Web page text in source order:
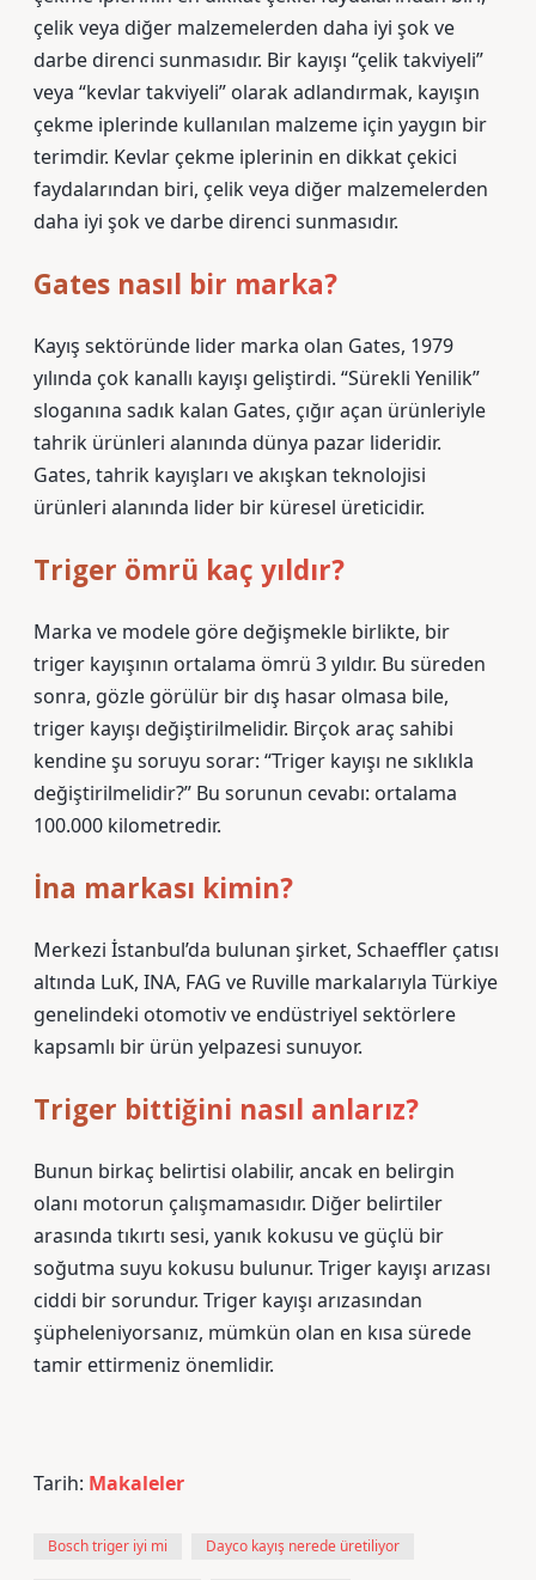
çelik veya diğer malzemelerden daha iyi şok ve
darbe direnci sunmasıdır. Bir kayışı “çelik takviyeli”
veya “kevlar takviyeli” olarak adlandırmak, kayışın
çekme iplerinde kullanılan malzeme için yaygın bir
terimdir. Kevlar çekme iplerinin en dikkat çekici
faydalarından biri, çelik veya diğer malzemelerden
daha iyi şok ve darbe direnci sunmasıdır.
Gates nasıl bir marka?
Kayış sektöründe lider marka olan Gates, 1979
yılında çok kanallı kayışı geliştirdi. “Sürekli Yenilik”
sloganına sadık kalan Gates, çığır açan ürünleriyle
tahrik ürünleri alanında dünya pazar lideridir.
Gates, tahrik kayışları ve akışkan teknolojisi
ürünleri alanında lider bir küresel üreticidir.
Triger ömrü kaç yıldır?
Marka ve modele göre değişmekle birlikte, bir
triger kayışının ortalama ömrü 3 yıldır. Bu süreden
sonra, gözle görülür bir dış hasar olmasa bile,
triger kayışı değiştirilmelidir. Birçok araç sahibi
kendine şu soruyu sorar: “Triger kayışı ne sıklıkla
değiştirilmelidir?” Bu sorunun cevabı: ortalama
100.000 kilometredir.
İna markası kimin?
Merkezi İstanbul’da bulunan şirket, Schaeffler çatısı
altında LuK, INA, FAG ve Ruville markalarıyla Türkiye
genelindeki otomotiv ve endüstriyel sektörlere
kapsamlı bir ürün yelpazesi sunuyor.
Triger bittiğini nasıl anlarız?
Bunun birkaç belirtisi olabilir, ancak en belirgin
olanı motorun çalışmamasıdır. Diğer belirtiler
arasında tıkırtı sesi, yanık kokusu ve güçlü bir
soğutma suyu kokusu bulunur. Triger kayışı arızası
ciddi bir sorundur. Triger kayışı arızasından
şüpheleniyorsanız, mümkün olan en kısa sürede
tamir ettirmeniz önemlidir.
Tarih: Makaleler
Bosch triger iyi mi Dayco kayış nerede üretiliyor